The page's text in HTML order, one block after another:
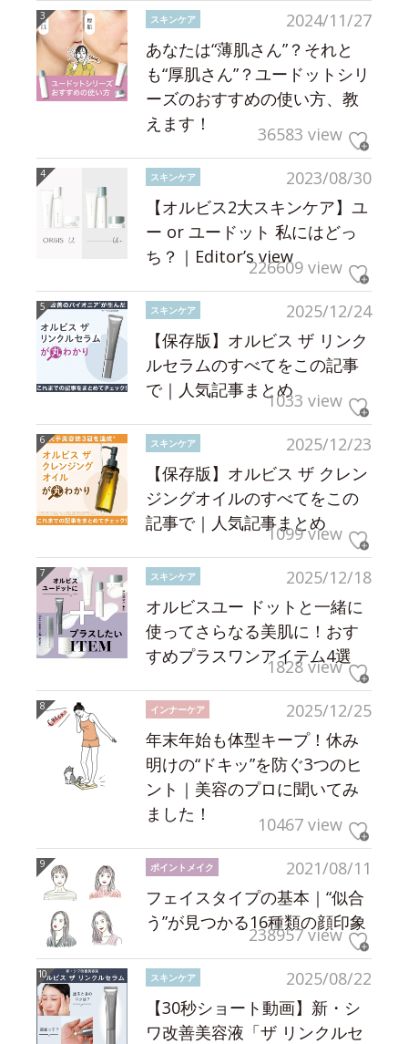
2024/11/27
スキンケア
あなたは“薄肌さん”？それと
も“厚肌さん”？ユードットシリ
ーズのおすすめの使い方、教
えます！
36583 view
2023/08/30
スキンケア
【オルビス2大スキンケア】ユ
ー or ユードット 私にはどっ
ち？｜Editor’s view226609 view
2025/12/24
スキンケア
【保存版】オルビス ザ リンク
ルセラムのすべてをこの記事
で｜人気記事まとめ1033 view
2025/12/23
スキンケア
【保存版】オルビス ザ クレン
ジングオイルのすべてをこの
記事で｜人気記事まとめ
1099 view
2025/12/18
スキンケア
オルビスユー ドットと一緒に
使ってさらなる美肌に！おす
すめプラスワンアイテム4選
1828 view
2025/12/25
インナーケア
年末年始も体型キープ！休み
明けの“ドキッ”を防ぐ3つのヒ
ント｜美容のプロに聞いてみ
ました！
10467 view
2021/08/11
ポイントメイク
フェイスタイプの基本｜“似合
う”が見つかる16種類の顔印象
238957 view
2025/08/22
スキンケア
【30秒ショート動画】新・シ
ワ改善美容液「ザ リンクルセ